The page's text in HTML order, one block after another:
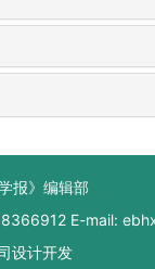
报》编辑部
E-mail:
设计开发